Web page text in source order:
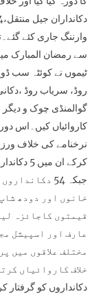
وارننگ جاری کئے
سے رمضان المبارک
ٹیموں نے کوئٹہ سب
روڈ، سریاب روڈ
گوالمنڈی چوک و
جبکہ 54
خانوں اور دودھ
قیمتوں کاجائزہ
عارف اور اسپیشل
مختلف علاقوں میں